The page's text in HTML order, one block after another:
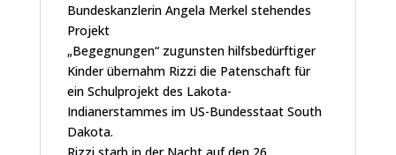
Bundeskanzlerin Angela Merkel stehendes
Projekt
„Begegnungen“ zugunsten hilfsbedürftiger
Kinder übernahm Rizzi die Patenschaft für
ein Schulprojekt des Lakota-
Indianerstammes im US-Bundesstaat South
Dakota.